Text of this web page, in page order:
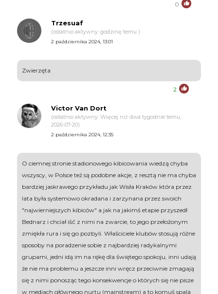
0
Trzesuaf
(ostatnio aktywny: godzinę temu )
2 października 2024, 13:01
Zwierzęta
2
Victor Van Dort
(ostatnio aktywny: Więcej niż dwa tygodnie temu,
2026-07-20)
2 października 2024, 12:35
O ciemnej stronie stadionowego kibicowania wiedzą chyba
wszyscy, w Polsce też są podobne akcje, z resztą nie ma chyba
bardziej jaskrawego przykładu jak Wisła Kraków która przez
lata była systemowo okradana i zarzynana przez swoich
"najwierniejszych kibiców" a jak na jakimś etapie przyszedł
Bednarz i chciał iść z nimi na zwarcie, to jego przełożonym
zmiękła rura i się go pozbyli. Właściciele klubów stosują różne
sposoby na poradzenie sobie z najbardziej radykalnymi
grupami, jedni idą im na rękę dla świętego spokoju, inni udają
że nie ma problemu a jeszcze inni wręcz przeciwnie zmagają
się z nimi ponosząc tego konsekwencje o których się nie pisze
w mediach głównego nurtu (mainstream) a to komuś spalą